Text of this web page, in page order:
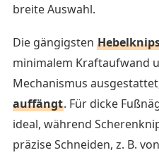
breite Auswahl.
Die gängigsten
minimalem Kraftaufwand
Mechanismus
auffängt. Für dicke
ideal, während
präzise Schneiden, z. B.